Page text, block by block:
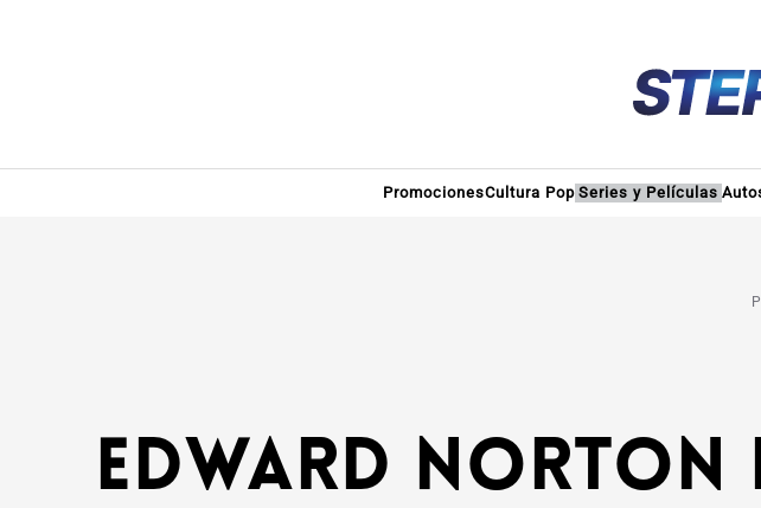
PromocionesCultura Pop Series y Películas
Edward Norton